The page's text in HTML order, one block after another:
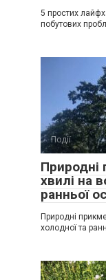
5 простих
побутових
Події
Природні
хвилі на
ранньої
Природні
холодної та